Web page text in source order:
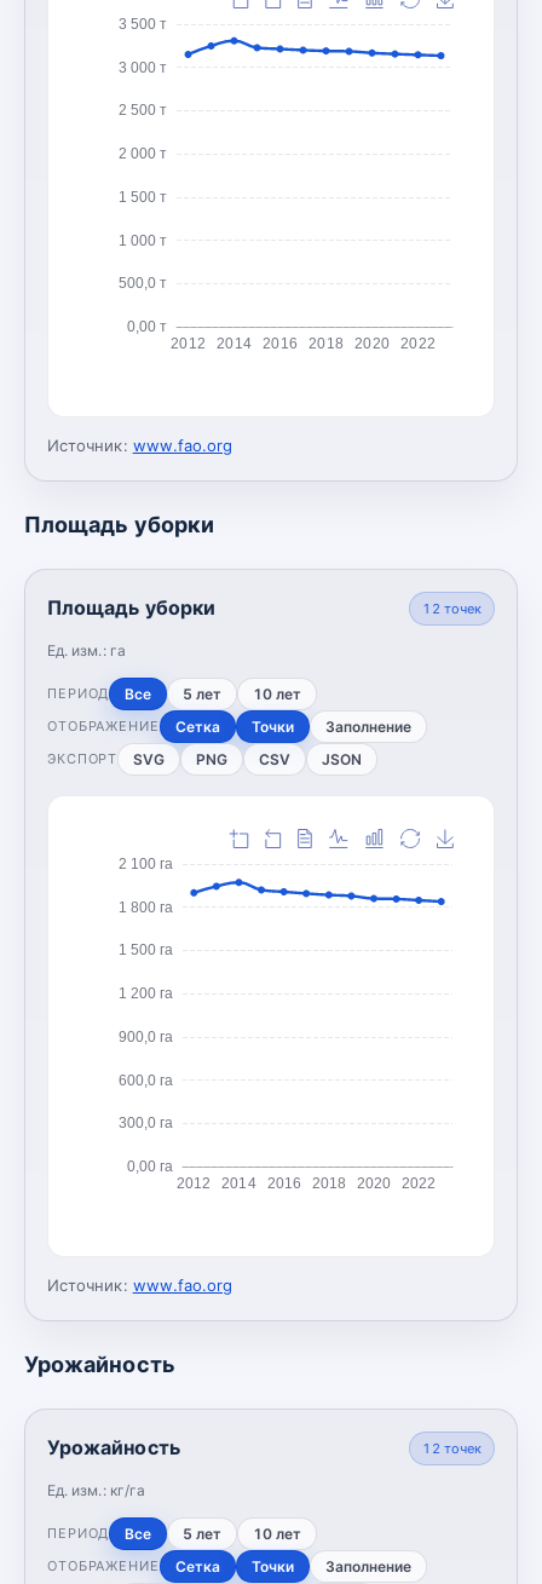
0,00 т
500,0 т
1 000 т
1 500 т
2 000 т
2 500 т
3 000 т
3 500 т
2012 2014 2016 2018 2020 2022
Источник: www.fao.org
Площадь уборки
Площадь уборки
Ед. изм.: га
12 точек
ПЕРИОД Все 5 лет 10 лет
ОТОБРАЖЕНИЕ Сетка Точки Заполнение
ЭКСПОРТ SVG PNG CSV JSON
0,00 га
300,0 га
600,0 га
900,0 га
1 200 га
1 500 га
1 800 га
2 100 га
2012 2014 2016 2018 2020 2022
Источник: www.fao.org
Урожайность
Урожайность
Ед. изм.: кг/га
12 точек
ПЕРИОД Все 5 лет 10 лет
ОТОБРАЖЕНИЕ Сетка Точки Заполнение